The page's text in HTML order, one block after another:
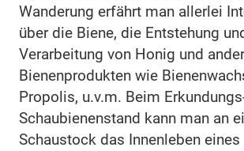
Wanderung erfährt man allerlei
über die Biene, die Entstehung
Verarbeitung von Honig und
Bienenprodukten wie
Propolis, u.v.m. Beim
Schaubienenstand kann man an
Schaustock das Innenleben eines